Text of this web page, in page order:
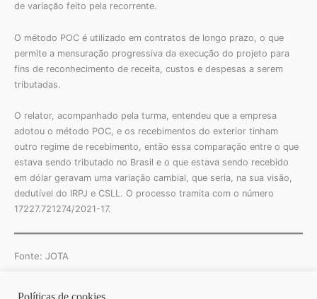
de variação feito pela recorrente.
O método POC é utilizado em contratos de longo prazo, o que
permite a mensuração progressiva da execução do projeto para
fins de reconhecimento de receita, custos e despesas a serem
tributadas.
O relator, acompanhado pela turma, entendeu que a empresa
adotou o método POC, e os recebimentos do exterior tinham
outro regime de recebimento, então essa comparação entre o que
estava sendo tributado no Brasil e o que estava sendo recebido
em dólar geravam uma variação cambial, que seria, na sua visão,
dedutível do IRPJ e CSLL. O processo tramita com o número
17227.721274/2021-17.
Fonte: JOTA
Políticas de cookies